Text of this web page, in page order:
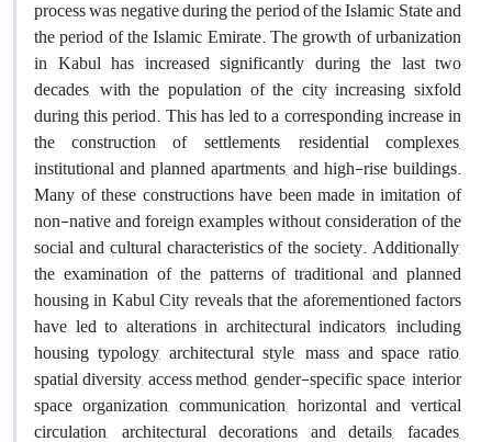
process was negative during the period of the Islamic State and
the period of the Islamic Emirate. The growth of urbanization
in Kabul has increased significantly during the last two
decades, with the population of the city increasing sixfold
during this period. This has led to a corresponding increase in
the construction of settlements, residential complexes,
institutional and planned apartments, and high-rise buildings.
Many of these constructions have been made in imitation of
non-native and foreign examples without consideration of the
social and cultural characteristics of the society. Additionally,
the examination of the patterns of traditional and planned
housing in Kabul City reveals that the aforementioned factors
have led to alterations in architectural indicators, including
housing typology, architectural style, mass and space ratio,
spatial diversity, access method, gender-specific space, interior
space organization, communication, horizontal and vertical
circulation, architectural decorations and details, facades,